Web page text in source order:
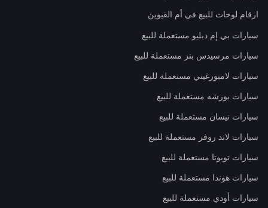
ارقام لوحات للبيع في أم القيوين
سيارات بي إم دبليو مستعملة للبيع
سيارات مرسيدس بنز مستعملة للبيع
سيارات لامبورغيني مستعملة للبيع
سيارات بورشه مستعملة للبيع
سيارات نيسان مستعملة للبيع
سيارات لاند روفر مستعملة للبيع
سيارات تويوتا مستعملة للبيع
سيارات هوندا مستعملة للبيع
سيارات أودي مستعملة للبيع